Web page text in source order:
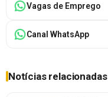
Vagas de Emprego
Canal WhatsApp
Notícias relacionadas